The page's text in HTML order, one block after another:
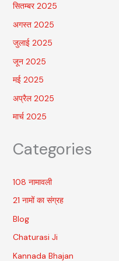
सितम्बर 2025
अगस्त 2025
जुलाई 2025
जून 2025
मई 2025
अप्रैल 2025
मार्च 2025
Categories
108 नामावली
21 नामों का संग्रह
Blog
Chaturasi Ji
Kannada Bhajan